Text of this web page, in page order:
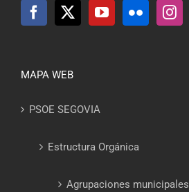
MAPA WEB
PSOE SEGOVIA
Estructura Orgánica
Agrupaciones municipales